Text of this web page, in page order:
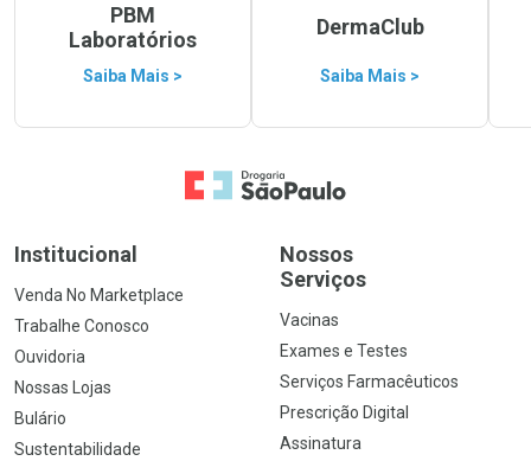
PBM
Laboratórios
Saiba Mais >
DermaClub
Saiba Mais >
Ir para a Home
Institucional
Venda No Marketplace
Trabalhe Conosco
Ouvidoria
Nossas Lojas
Bulário
Sustentabilidade
Nossos
Serviços
Vacinas
Exames e Testes
Serviços Farmacêuticos
Prescrição Digital
Assinatura